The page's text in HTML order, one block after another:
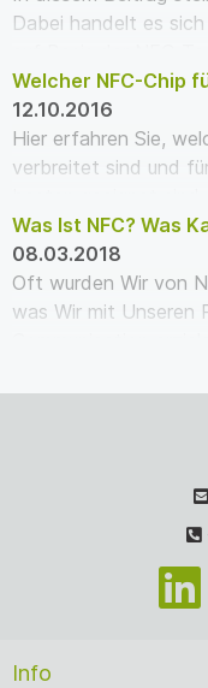
Dabei handelt es
Welcher NFC-Chip
12.10.2016
Hier erfahren Sie,
verbreitet sind und
Was Ist NFC? Was
08.03.2018
Oft wurden Wir von
was Wir mit Unseren
Info